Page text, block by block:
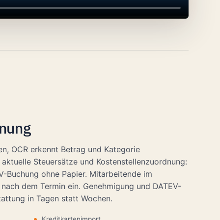
OCR erkennt Betrag und Kategorie
Steuersätze und Kostenstellenzuordnung:
Buchung ohne Papier. Mitarbeitende im
dem Termin ein. Genehmigung und DATEV-
in Tagen statt Wochen.